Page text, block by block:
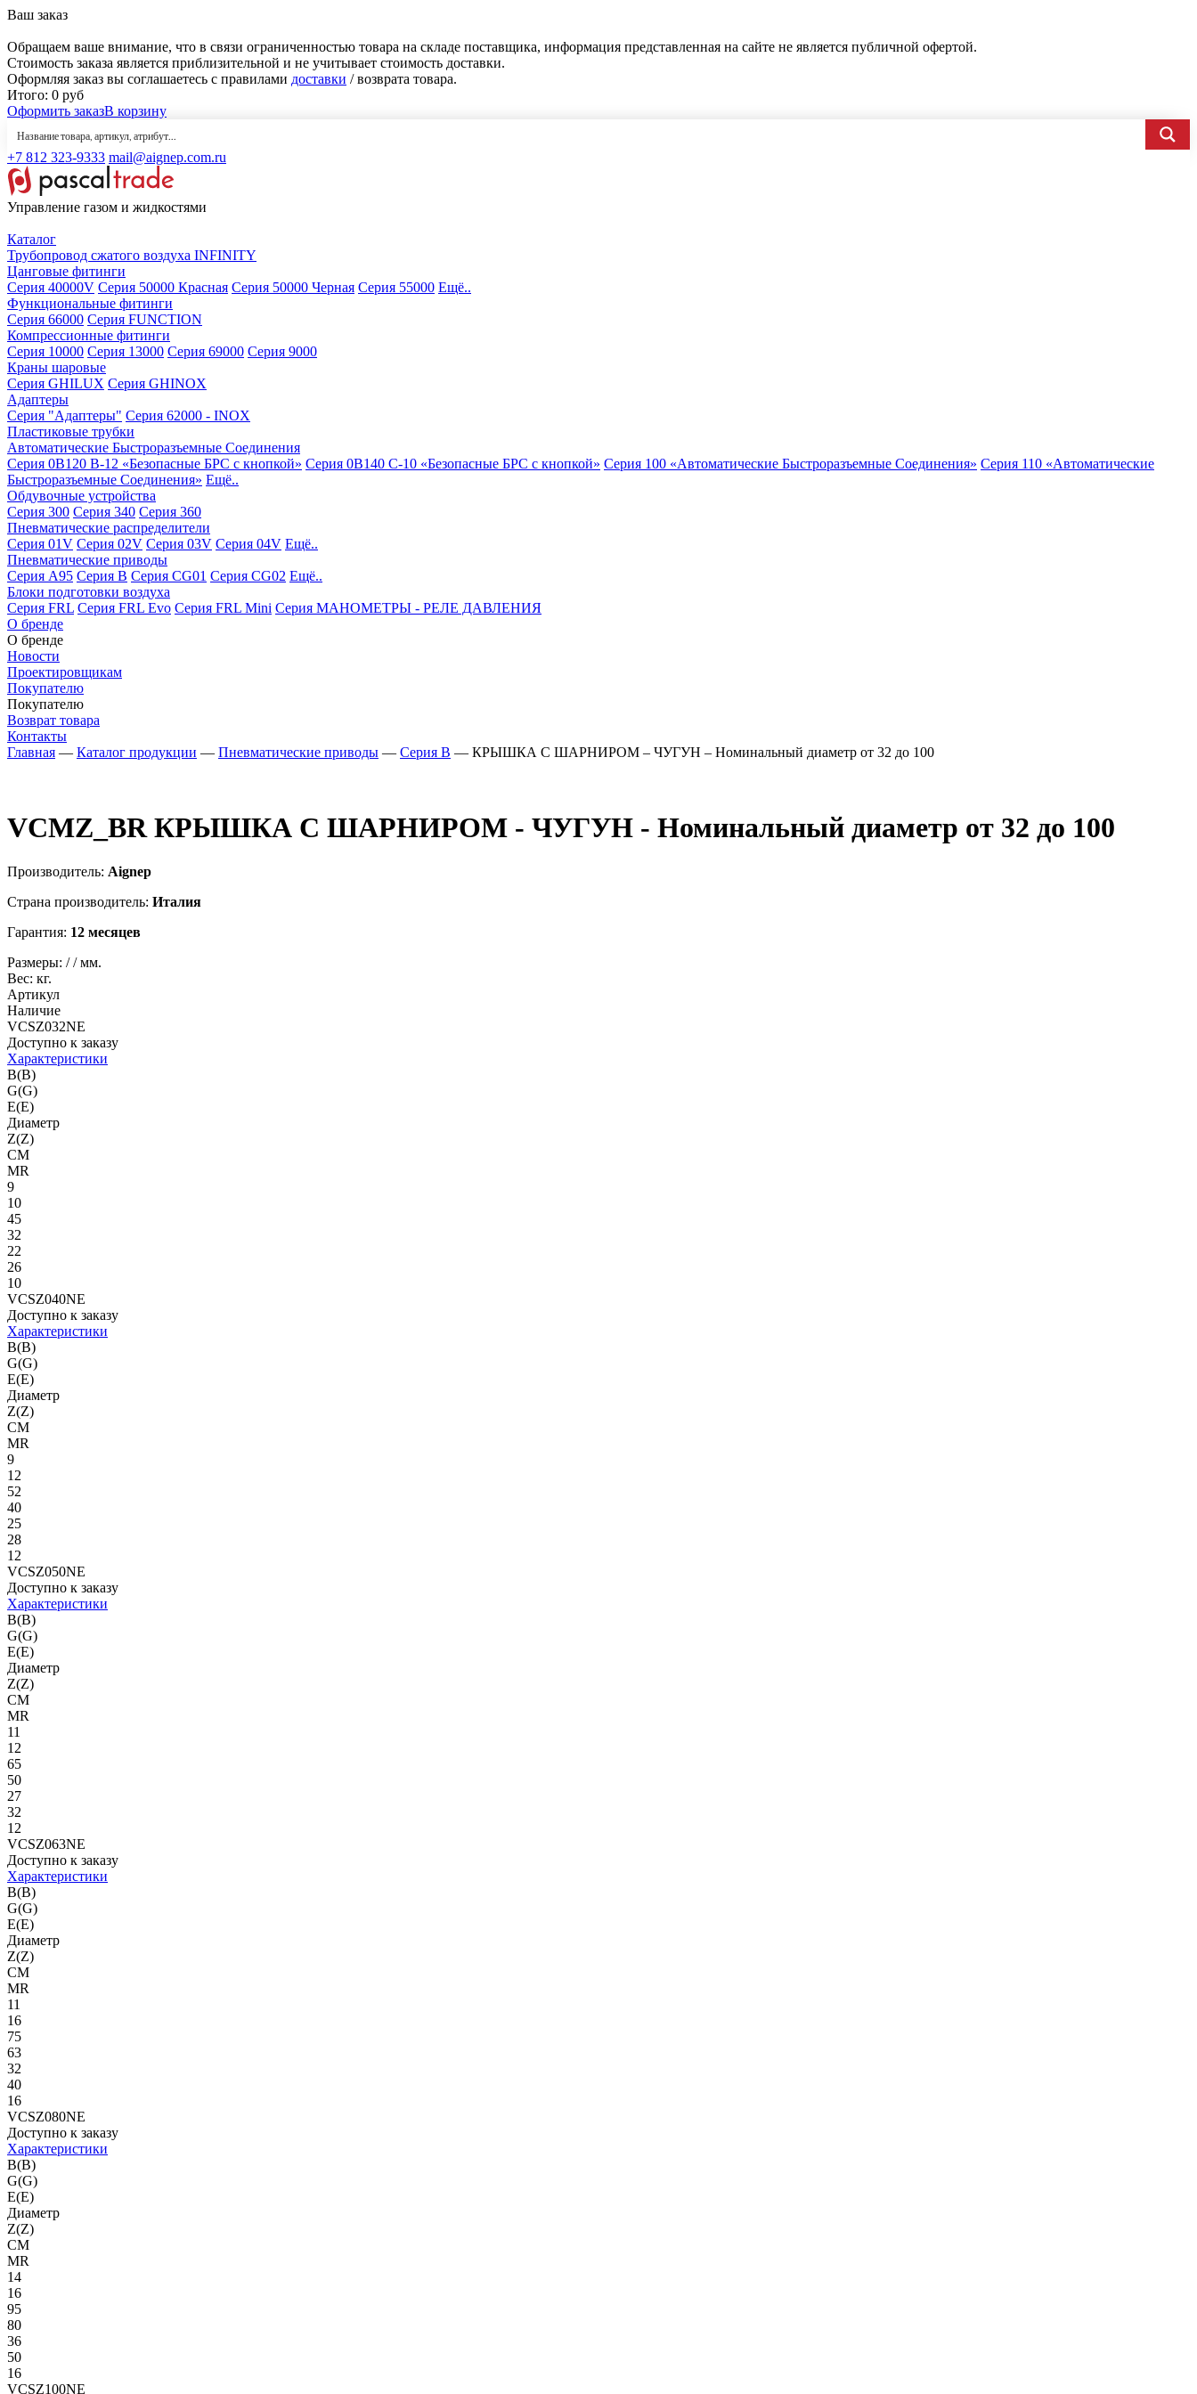
Ваш заказ
Обращаем ваше внимание, что в связи ограниченностью товара на складе поставщика, информация представленная на сайте не является публичной офертой.
Стоимость заказа является приблизительной и не учитывает стоимость доставки.
Оформляя заказ вы соглашаетесь с правилами доставки / возврата товара.
Итого: 0 руб
Оформить заказВ корзину
+7 812 323-9333 mail@aignep.com.ru
Управление газом и жидкостями
Каталог
Трубопровод сжатого воздуха INFINITY
Цанговые фитинги
Серия 40000V Серия 50000 Красная Серия 50000 Черная Серия 55000 Ещё..
Функциональные фитинги
Серия 66000 Серия FUNCTION
Компрессионные фитинги
Серия 10000 Серия 13000 Серия 69000 Серия 9000
Краны шаровые
Серия GHILUX Серия GHINOX
Адаптеры
Серия "Адаптеры" Серия 62000 - INOX
Пластиковые трубки
Автоматические Быстроразъемные Соединения
Серия 0B120 B-12 «Безопасные БРС с кнопкой» Серия 0B140 C-10 «Безопасные БРС с кнопкой» Серия 100 «Автоматические Быстроразъемные Соединения» Серия 110 «Автоматические
Быстроразъемные Соединения» Ещё..
Обдувочные устройства
Серия 300 Серия 340 Серия 360
Пневматические распределители
Серия 01V Серия 02V Серия 03V Серия 04V Ещё..
Пневматические приводы
Серия A95 Серия B Серия CG01 Серия CG02 Ещё..
Блоки подготовки воздуха
Серия FRL Серия FRL Evo Серия FRL Mini Серия МАНОМЕТРЫ - РЕЛЕ ДАВЛЕНИЯ
О бренде
О бренде
Новости
Проектировщикам
Покупателю
Покупателю
Возврат товара
Контакты
Главная — Каталог продукции — Пневматические приводы — Серия B — КРЫШКА С ШАРНИРОМ – ЧУГУН – Номинальный диаметр от 32 до 100
VCMZ_BR КРЫШКА С ШАРНИРОМ - ЧУГУН - Номинальный диаметр от 32 до 100
Производитель: Aignep
Страна производитель: Италия
Гарантия: 12 месяцев
Размеры: //мм.
Вес: кг.
Артикул
Наличие
VCSZ032NE
Доступно к заказу
Характеристики
B(B)
G(G)
E(E)
Диаметр
Z(Z)
CM
MR
9
10
45
32
22
26
10
VCSZ040NE
Доступно к заказу
Характеристики
B(B)
G(G)
E(E)
Диаметр
Z(Z)
CM
MR
9
12
52
40
25
28
12
VCSZ050NE
Доступно к заказу
Характеристики
B(B)
G(G)
E(E)
Диаметр
Z(Z)
CM
MR
11
12
65
50
27
32
12
VCSZ063NE
Доступно к заказу
Характеристики
B(B)
G(G)
E(E)
Диаметр
Z(Z)
CM
MR
11
16
75
63
32
40
16
VCSZ080NE
Доступно к заказу
Характеристики
B(B)
G(G)
E(E)
Диаметр
Z(Z)
CM
MR
14
16
95
80
36
50
16
VCSZ100NE